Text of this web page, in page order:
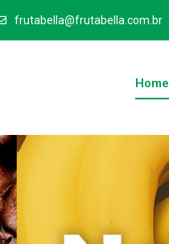
frutabella@frutabella.com.br
Home